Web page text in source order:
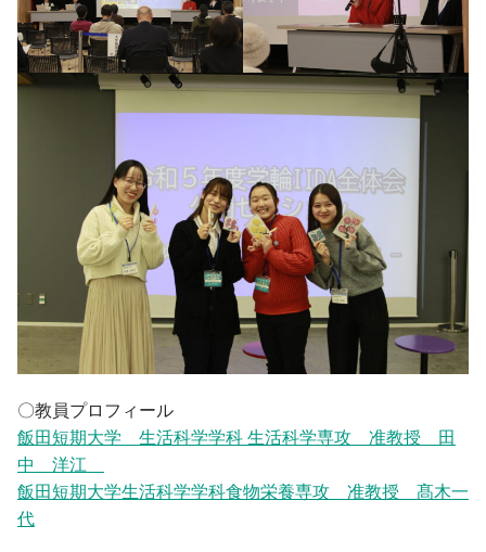
〇教員プロフィール
飯田短期大学 生活科学学科 生活科学専攻 准教授 田
中 洋江
飯田短期大学生活科学学科食物栄養専攻 准教授 髙木一
代